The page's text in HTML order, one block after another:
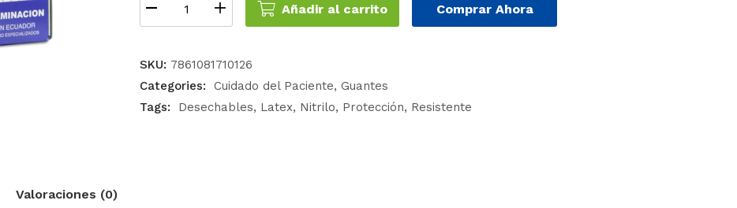
Añadir al carrito Comprar Ahora
SKU: 7861081710126
Categories:
Cuidado del Paciente Guantes
Tags:
Desechables Latex Nitrilo Protección Resistente
Valoraciones (0)